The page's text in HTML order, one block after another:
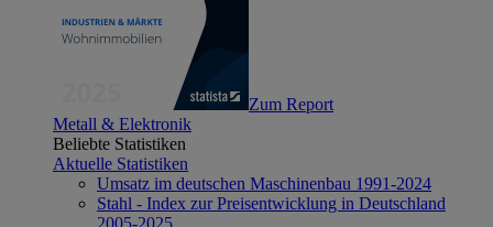
Zum Report
Metall & Elektronik
Beliebte Statistiken
Aktuelle Statistiken
Umsatz im deutschen Maschinenbau 1991-2024
Stahl - Index zur Preisentwicklung in Deutschland
2005-2025